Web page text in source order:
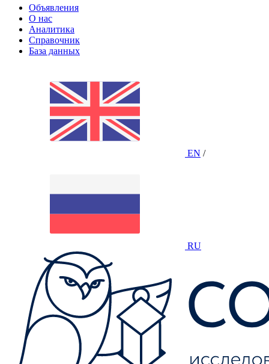
Объявления
О нас
Аналитика
Справочник
База данных
EN /
RU